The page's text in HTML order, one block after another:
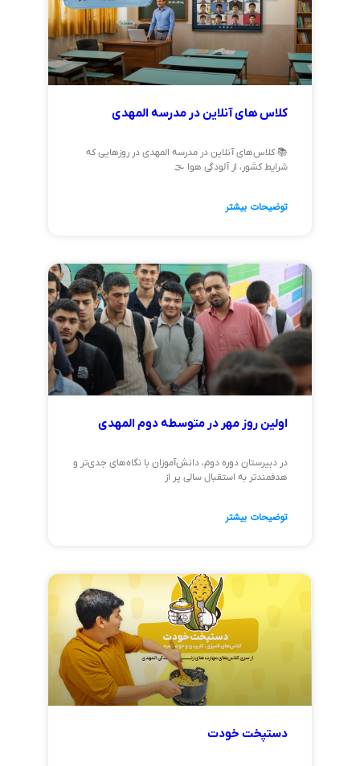
کلاس های آنلاین در مدرسه المهدی
📚 کلاس‌های آنلاین در مدرسه المهدی در روزهایی که
شرایط کشور، از آلودگی هوا 🌫️
توضیحات بیشتر
اولین روز مهر در متوسطه دوم المهدی
در دبیرستان دوره دوم، دانش‌آموزان با نگاه‌های جدی‌تر و
هدفمندتر به استقبال سالی پر از
توضیحات بیشتر
دستپخت خودت